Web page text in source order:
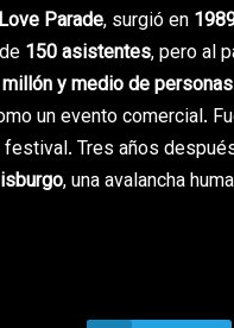
Love Parade, surgió en
150 asistentes, pero al
y medio de personas
un evento comercial.
Tres años
, una avalancha